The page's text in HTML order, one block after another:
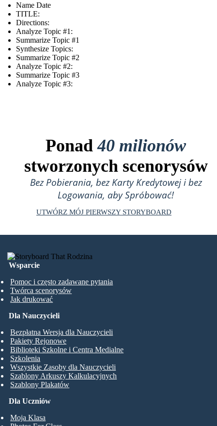
Name Date
TITLE :
Directions:
Analyze Topic #1:
Summarize Topic #1
Synthesize Topics:
Summarize Topic #2
Analyze Topic #2:
Summarize Topic #3
Analyze Topic #3:
Ponad40 milionów
stworzonych scenorysów
Bez Pobierania, bez Karty Kredytowej i bez
Logowania, aby Spróbować!
UTWÓRZ MÓJ PIERWSZY STORYBOARD
Wsparcie
Pomoc i często zadawane pytania
Twórca scenorysów
Jak drukować
Dla Uczniów
Moja Klasa
Dla Nauczycieli
Bezpłatna Wersja dla Nauczycieli
Pakiety Rejonowe
Biblioteki Szkolne i Centra Medialne
Szkolenia
Wszystkie Zasoby dla Nauczycieli
Szablony Arkuszy Kalkulacyjnych
Szablony Plakatów